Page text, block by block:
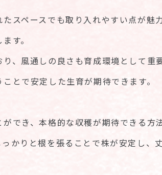
スペースでも取り入れやすい点が魅力
す。
、風通しの良さも育成環境として重要
とで安定した生育が期待できます。
でき、本格的な収穫が期待できる方法
かりと根を張ることで株が安定し、